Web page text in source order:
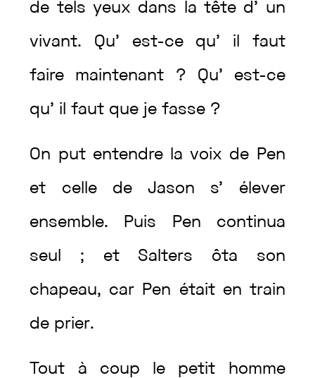
de telsyeux dans latête d’ un
vivant. Qu’ est-ce qu’ il faut
faire maintenant ? Qu’ est-ce
qu’ ilfaut que jefasse ?
On put entendre lavoix de Pen
et celle deJason s’ élever
ensemble. Puis Pen continua
seul ; et Salters ôta son
chapeau, car Pen était en train
de prier.
Tout à coup le petit homme